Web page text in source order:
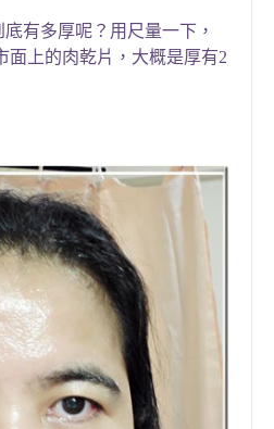
底有多厚呢？用尺量一下，
面上的肉乾片，大概是厚有2